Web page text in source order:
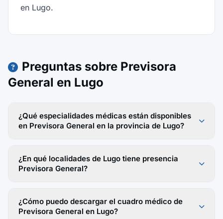
en Lugo.
Preguntas sobre Previsora
General en Lugo
¿Qué especialidades médicas están disponibles
en Previsora General en la provincia de Lugo?
¿En qué localidades de Lugo tiene presencia
Previsora General?
¿Cómo puedo descargar el cuadro médico de
Previsora General en Lugo?